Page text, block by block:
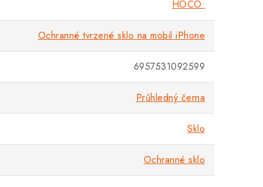
HOCO:
Ochranné tvrzené sklo na mobil iPhone
6957531092599
Průhledný černa
Sklo
Ochranné sklo